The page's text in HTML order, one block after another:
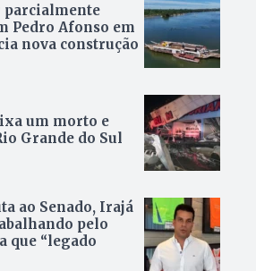
parcialmente
Pedro Afonso em
nova construção
um morto e
Grande do Sul
ao Senado, Irajá
pelo
que “legado